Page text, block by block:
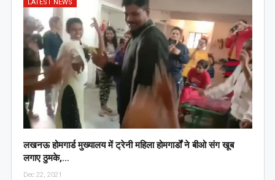
LATEST NEWS
लखनऊ होमगार्ड मुख्यालय में ट्रेनी महिला होमगार्डों ने बीओ संग खूब
लगाए ठुमके,…
Dec 22, 2021